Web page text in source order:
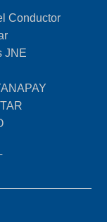
Conductor
JNE